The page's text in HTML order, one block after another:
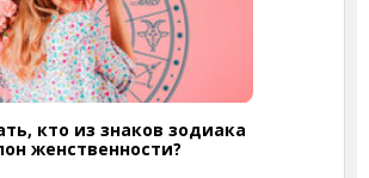
кто из знаков зодиака
женственности?